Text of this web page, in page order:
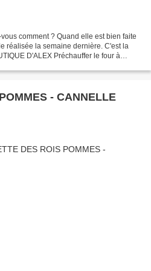
comment ? Quand elle est bien faite
réalisée la semaine dernière. C'est la
D'ALEX Préchauffer le four à
- CANNELLE